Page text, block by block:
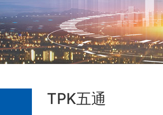
TPK五通